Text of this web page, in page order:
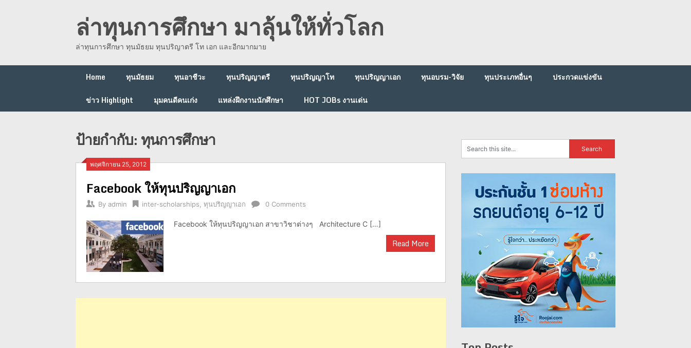
ล่าทุนการศึกษา มาลุ้นให้ทั่วโลก
ล่าทุนการศึกษา ทุนมัธยม ทุนปริญาตรี โท เอก และอีกมากมาย
Home ทุนมัธยม ทุนอาชีวะ ทุนปริญญาตรี ทุนปริญญาโท ทุนปริญญาเอก ทุนอบรม-วิจัย ทุนประเภทอื่นๆ
ประกวดแข่งขัน
ข่าว Highlight
มุมคนดีคนเก่ง แหล่งฝึกงานนักศึกษา HOT JOBs งานเด่น
ป้ายกำกับ:ทุนการศึกษา
พฤศจิกายน 25, 2012
Facebook ให้ทุนปริญญาเอก
By admin inter-scholarships ทุนปริญญาเอก 0 Comments
Facebook ให้ทุนปริญญาเอก สาขาวิชาต่างๆ Architecture C […]
Read More